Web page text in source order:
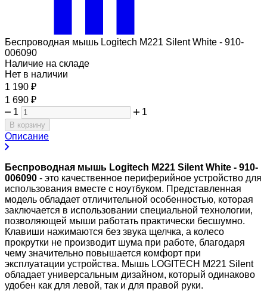
Беспроводная мышь Logitech M221 Silent White - 910-
006090
Наличие на складе
Нет в наличии
1 190 ₽
1 690 ₽
1
1
В корзину
Описание
Беспроводная мышь Logitech M221 Silent White - 910-
006090 - это качественное периферийное устройство для
использования вместе с ноутбуком. Представленная
модель обладает отличительной особенностью, которая
заключается в использовании специальной технологии,
позволяющей мыши работать практически бесшумно.
Клавиши нажимаются без звука щелчка, а колесо
прокрутки не производит шума при работе, благодаря
чему значительно повышается комфорт при
эксплуатации устройства. Мышь LOGITECH M221 Silent
обладает универсальным дизайном, который одинаково
удобен как для левой, так и для правой руки.